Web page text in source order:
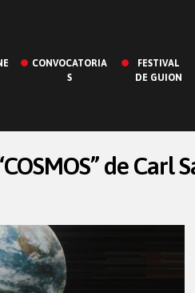
CONVOCATORIA
S
FESTIVAL
DE GUION
de Carl